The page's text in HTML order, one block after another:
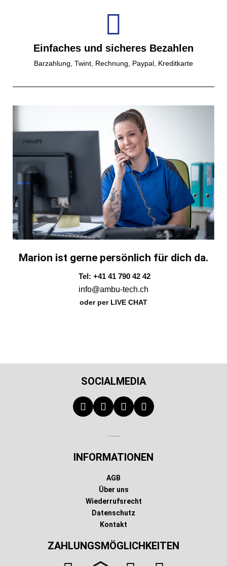
Einfaches und sicheres Bezahlen
Barzahlung, Twint, Rechnung, Paypal, Kreditkarte
Marion ist gerne persönlich für dich da.
Tel: +41 41 790 42 42
info@ambu-tech.ch
oder per LIVE CHAT
SOCIALMEDIA
INFORMATIONEN
AGB
Über uns
Wiederrufsrecht
Datenschutz
Kontakt
ZAHLUNGSMÖGLICHKEITEN